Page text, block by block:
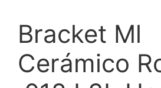
Bracket Ml
Cerámico